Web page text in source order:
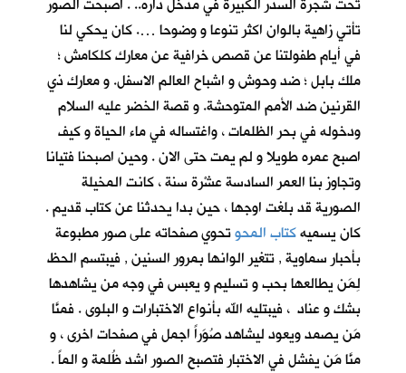
تأتي زاهية بالوان اكثر تنوعا و وضوحا …. كان يحكي لنا
في أيام طفولتنا عن قصص خرافية عن معارك كلكامش ؛
ملك بابل ؛ ضد وحوش و اشباح العالم الاسفل. و معارك ذي
القرنين ضد الأمم المتوحشة. و قصة الخضر عليه السلام
ودخوله في بحر الظلمات ، واغتساله في ماء الحياة و كيف
اصبح عمره طويلا و لم يمت حتى الان . وحين اصبحنا فتيانا
وتجاوز بنا العمر السادسة عشْرة سنة ، كانت المخيلة
الصورية قد بلغت اوجها ، حين بدا يحدثنا عن كتاب قديم .
كان يسميهكتاب المحوتحوي صفحاته على صور مطبوعة
بأحبار سماوية , تتغير الوانها بمرور السنين , فيبتسم الحظ
لِمَن يطالعها بحب و تسليم و يعبس في وجه من يشاهدها
بشك و عناد ، فيبتليه الله بأنواع الاختبارات و البلوى . فمنَّا
مَن يصمد ويعود ليشاهد صُوَراً اجمل في صفحات اخرى ، و
منَّا مَن يفشل في الاختبار فتصبح الصور اشد ظُلمة و الماً .